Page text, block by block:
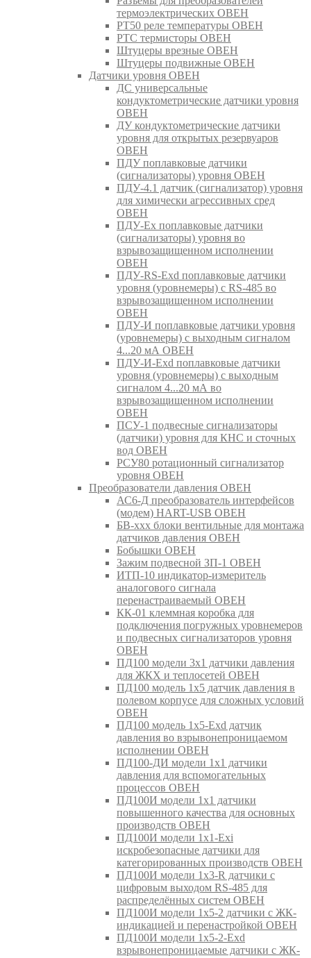
термоэлектрических ОВЕН
РТ50 реле температуры ОВЕН
РТС термисторы ОВЕН
Штуцеры врезные ОВЕН
Штуцеры подвижные ОВЕН
Датчики уровня ОВЕН
ДС универсальные
кондуктометрические датчики уровня
ОВЕН
ДУ кондуктометрические датчики
уровня для открытых резервуаров
ОВЕН
ПДУ поплавковые датчики
(сигнализаторы) уровня ОВЕН
ПДУ-4.1 датчик (сигнализатор) уровня
для химически агрессивных сред
ОВЕН
ПДУ-Ex поплавковые датчики
(сигнализаторы) уровня во
взрывозащищенном исполнении
ОВЕН
ПДУ-RS-Exd поплавковые датчики
уровня (уровнемеры) с RS-485 во
взрывозащищенном исполнении
ОВЕН
ПДУ-И поплавковые датчики уровня
(уровнемеры) с выходным сигналом
4...20 мА ОВЕН
ПДУ-И-Exd поплавковые датчики
уровня (уровнемеры) с выходным
сигналом 4...20 мА во
взрывозащищенном исполнении
ОВЕН
ПСУ-1 подвесные сигнализаторы
(датчики) уровня для КНС и сточных
вод ОВЕН
РСУ80 ротационный сигнализатор
уровня ОВЕН
Преобразователи давления ОВЕН
АС6-Д преобразователь интерфейсов
(модем) HART-USB ОВЕН
БВ-ххх блоки вентильные для монтажа
датчиков давления ОВЕН
Бобышки ОВЕН
Зажим подвесной ЗП-1 ОВЕН
ИТП-10 индикатор-измеритель
аналогового сигнала
перенастраиваемый ОВЕН
КК-01 клеммная коробка для
подключения погружных уровнемеров
и подвесных сигнализаторов уровня
ОВЕН
ПД100 модели 3х1 датчики давления
для ЖКХ и теплосетей ОВЕН
ПД100 модель 1х5 датчик давления в
полевом корпусе для сложных условий
ОВЕН
ПД100 модель 1х5-Exd датчик
давления во взрывонепроницаемом
исполнении ОВЕН
ПД100-ДИ модели 1х1 датчики
давления для вспомогательных
процессов ОВЕН
ПД100И модели 1х1 датчики
повышенного качества для основных
производств ОВЕН
ПД100И модели 1х1-Exi
искробезопасные датчики для
категорированных производств ОВЕН
ПД100И модели 1х3-R датчики с
цифровым выходом RS-485 для
распределённых систем ОВЕН
ПД100И модели 1х5-2 датчики с ЖК-
индикацией и перенастройкой ОВЕН
ПД100И модели 1х5-2-Exd
взрывонепроницаемые датчики с ЖК-